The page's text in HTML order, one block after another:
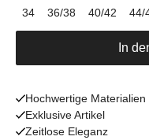
34 36/38 40/42 44/
In
Hochwertige Materialien
Exklusive Artikel
Zeitlose Eleganz